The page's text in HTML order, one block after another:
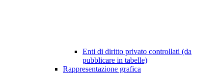
Enti di diritto privato controllati (da
pubblicare in tabelle)
Rappresentazione grafica